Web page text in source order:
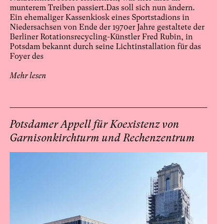
munterem Treiben passiert.Das soll sich nun ändern.
Ein ehemaliger Kassenkiosk eines Sportstadions in
Niedersachsen von Ende der 1970er Jahre gestaltete der
Berliner Rotationsrecycling-Künstler Fred Rubin, in
Potsdam bekannt durch seine Lichtinstallation für das
Foyer des
Mehr lesen
Potsdamer Appell für Koexistenz von
Garnisonkirchturm und Rechenzentrum